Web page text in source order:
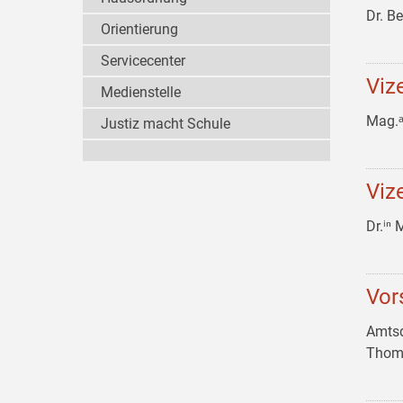
Dr.
Dr.ⁱⁿ
Orientierung
Servicecenter
Medienstelle
Justiz macht Schule